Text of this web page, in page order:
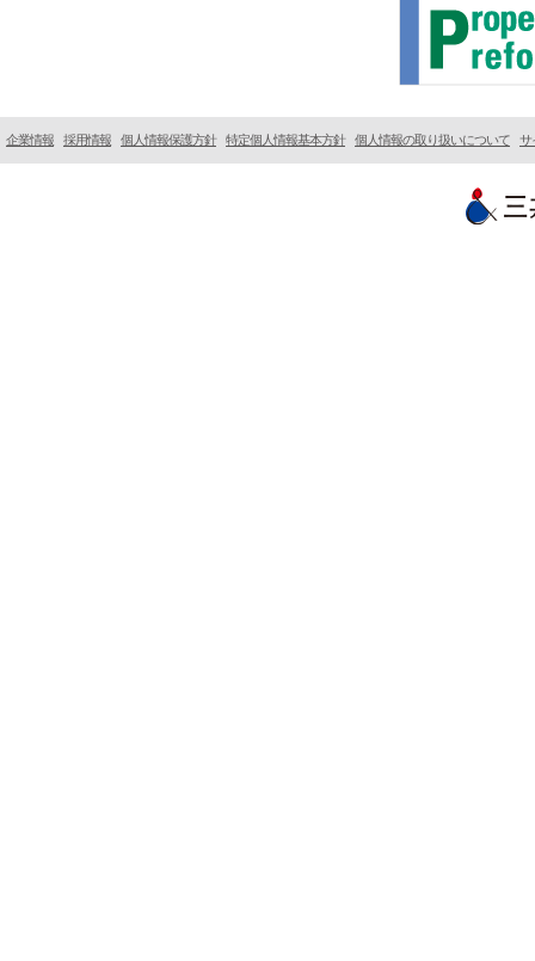
企業情報 採用情報 個人情報保護方針 特定個人情報基本方針 個人情報の取り扱いについて サ